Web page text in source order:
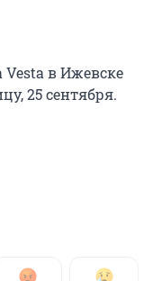
Vesta в Ижевске
25 сентября.